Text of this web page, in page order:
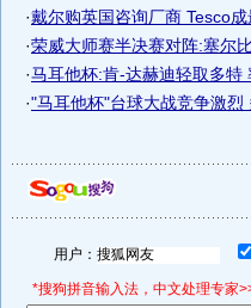
·戴尔购英国咨询厂商 Tesco
·荣威大师赛半决赛对阵:塞尔
·马耳他杯:肯-达赫迪轻取多特
·"马耳他杯"台球大战竞争激烈
用户：
*搜狗拼音输入法，中文处理专家